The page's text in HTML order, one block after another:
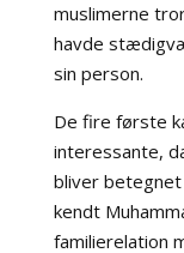
muslimerne
havde
sin person.
De fire første
interessante,
bliver betegnet
kendt
familierelation